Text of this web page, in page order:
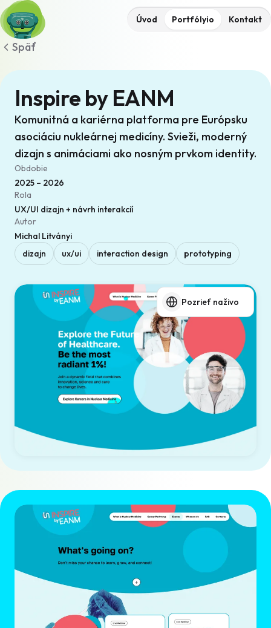
Úvod Portfólyio Kontakt
Späť
Inspire by EANM
Komunitná a kariérna platforma pre Európsku
asociáciu nukleárnej medicíny. Svieži, moderný
dizajn s animáciami ako nosným prvkom identity.
Obdobie
2025 – 2026
Rola
UX/UI dizajn + návrh interakcií
Autor
Michal Litványi
dizajn
ux/ui interaction design prototyping
Pozrieť naživo